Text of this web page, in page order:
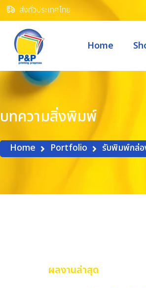
ส่งทั่วประเทศไทย
Home
บทความสิ่งพิมพ์
Home Portfolio รับพิมพ์กล่อ
ผลงานล่าสุด